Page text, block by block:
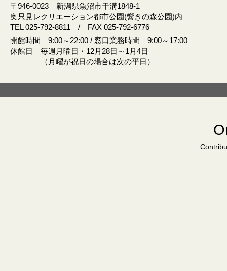
〒946‐0023 新潟県魚沼市干溝1848‐1
奥只見レクリエーション都市公園(響きの森公園)内
TEL 025-792-8811 / FAX 025-792-6776
開館時間 9:00～22:00 / 窓口業務時間 9:00～17:00
休館日 毎週月曜日・12月28日～1月4日
（月曜が祝日の場合は次の平日）